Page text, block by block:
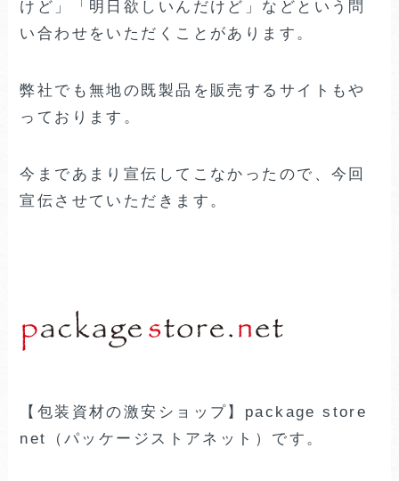
けど」「明日欲しいんだけど」などという問
い合わせをいただくことがあります。
弊社でも無地の既製品を販売するサイトもや
っております。
今まであまり宣伝してこなかったので、今回
宣伝させていただきます。
【包装資材の激安ショップ】package store
net（パッケージストアネット）です。